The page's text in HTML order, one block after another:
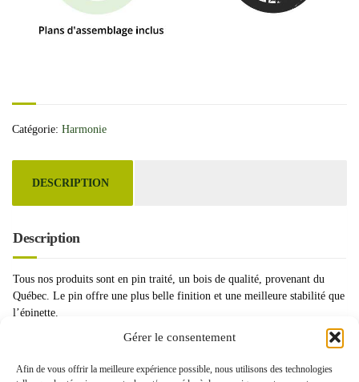
Gérer le consentement
Afin de vous offrir la meilleure expérience possible, nous utilisons des technologies
Catégorie: Harmonie
DESCRIPTION
Description
Tous nos produits sont en pin traité, un bois de qualité, provenant du
Québec. Le pin offre une plus belle finition et une meilleure stabilité que
l’épinette.